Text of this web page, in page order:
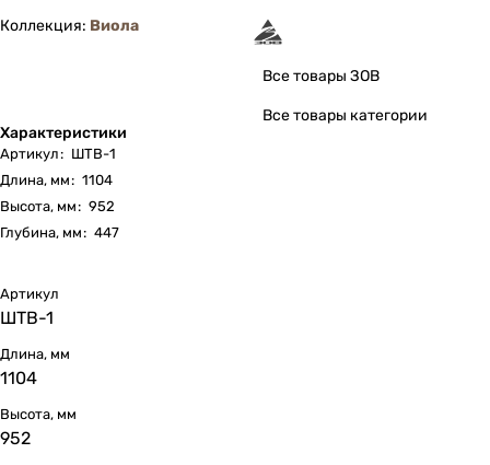
Коллекция: Виола
Характеристики
Артикул: ШТВ-1
Длина, мм: 1104
Высота, мм: 952
Глубина, мм: 447
Все товары ЗОВ
Все товары категории
Артикул
ШТВ-1
Длина, мм
1104
Высота, мм
952